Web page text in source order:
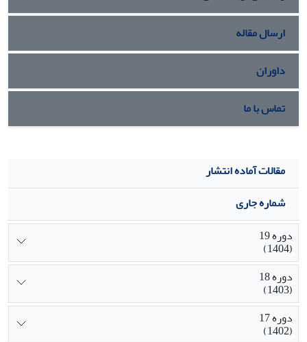
تأثیرات تجارت
مرزی، اساساً تغییر کرده و جابه جا شدهاند.
ارسال مقاله
داوران
تماس با ما
مقالات آماده انتشار
شماره جاری
دوره 19
(1404)
دوره 18
(1403)
دوره 17
(1402)